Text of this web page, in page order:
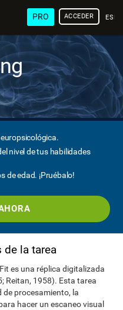
PRO ACCEDER
nivel de tus habilidades
de edad. ¡Pruébalo!
de la tarea
es una réplica digitalizada
Reitan, 1958). Esta tarea
de procesamiento, la
hacer un escaneo visual